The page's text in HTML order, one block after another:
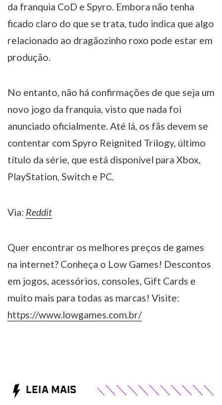
da franquia CoD e Spyro. Embora não tenha
ficado claro do que se trata, tudo indica que algo
relacionado ao dragãozinho roxo pode estar em
produção.
No entanto, não há confirmações de que seja um
novo jogo da franquia, visto que nada foi
anunciado oficialmente. Até lá, os fãs devem se
contentar com Spyro Reignited Trilogy, último
título da série, que está disponível para Xbox,
PlayStation, Switch e PC.
Via: Reddit
Quer encontrar os melhores preços de games
na internet? Conheça o Low Games! Descontos
em jogos, acessórios, consoles, Gift Cards e
muito mais para todas as marcas! Visite:
https://www.lowgames.com.br/
LEIA MAIS